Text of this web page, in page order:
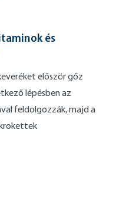
és
először gőz
lépésben az
feldolgozzák, majd a